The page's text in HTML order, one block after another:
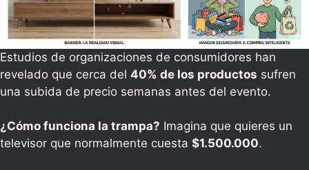
Estudios de organizaciones de consumidores han
revelado que cerca del 40% de los productos sufren
una subida de precio semanas antes del evento.
¿Cómo funciona la trampa? Imagina que quieres un
televisor que normalmente cuesta $1.500.000.